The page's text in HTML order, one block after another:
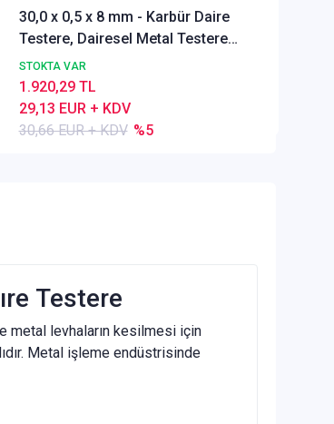
30,0 x 0,5 x 8 mm - Karbür Daire
Testere, Dairesel Metal Testere
DIN1837 A, İnce Dişli, Z=80
STOKTA VAR
30,66 EUR + KDV %5
29,13 EUR + KDV
1.920,29 TL
Testere
metal levhaların kesilmesi için
Metal işleme endüstrisinde